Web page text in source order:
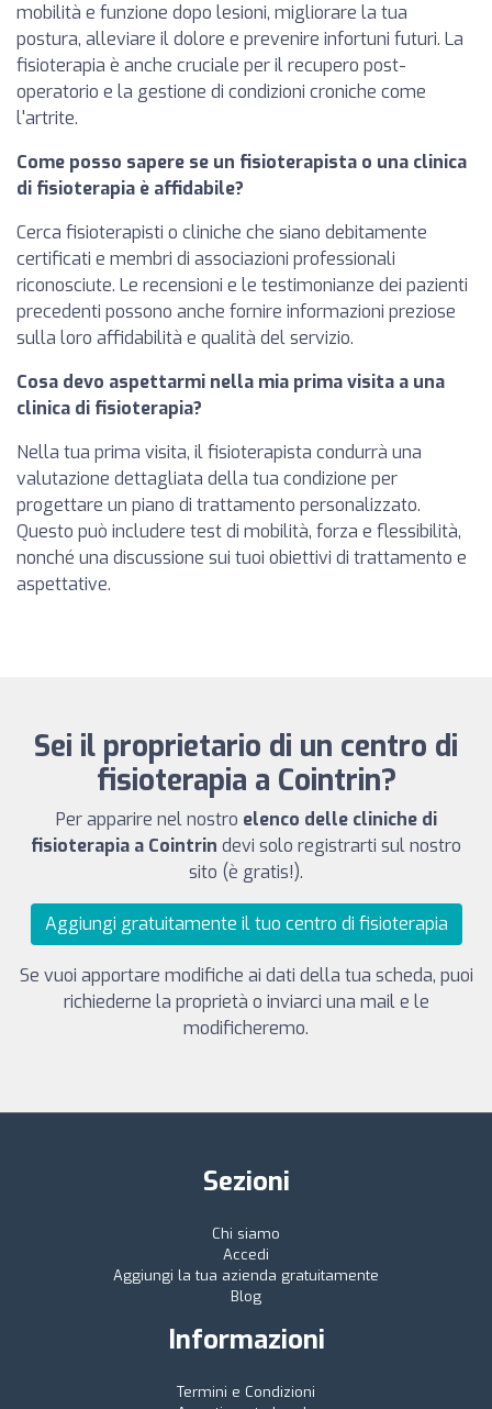
mobilità e funzione dopo lesioni, migliorare la tua
postura, alleviare il dolore e prevenire infortuni futuri. La
fisioterapia è anche cruciale per il recupero post-
operatorio e la gestione di condizioni croniche come
l'artrite.
Come posso sapere se un fisioterapista o una clinica
di fisioterapia è affidabile?
Cerca fisioterapisti o cliniche che siano debitamente
certificati e membri di associazioni professionali
riconosciute. Le recensioni e le testimonianze dei pazienti
precedenti possono anche fornire informazioni preziose
sulla loro affidabilità e qualità del servizio.
Cosa devo aspettarmi nella mia prima visita a una
clinica di fisioterapia?
Nella tua prima visita, il fisioterapista condurrà una
valutazione dettagliata della tua condizione per
progettare un piano di trattamento personalizzato.
Questo può includere test di mobilità, forza e flessibilità,
nonché una discussione sui tuoi obiettivi di trattamento e
aspettative.
Sei il proprietario di un centro di
fisioterapia a Cointrin?
Per apparire nel nostro elenco delle cliniche di
fisioterapia a Cointrin devi solo registrarti sul nostro
sito (è gratis!).
Aggiungi gratuitamente il tuo centro di fisioterapia
Se vuoi apportare modifiche ai dati della tua scheda, puoi
richiederne la proprietà o inviarci una mail e le
modificheremo.
Sezioni
Chi siamo
Accedi
Aggiungi la tua azienda gratuitamente
Blog
Informazioni
Termini e Condizioni